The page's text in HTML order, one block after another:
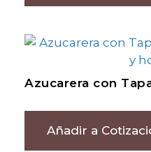
Azucarera con
Añadir a